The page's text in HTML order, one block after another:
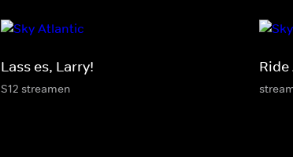
Lass es, Larry!
S12 streamen